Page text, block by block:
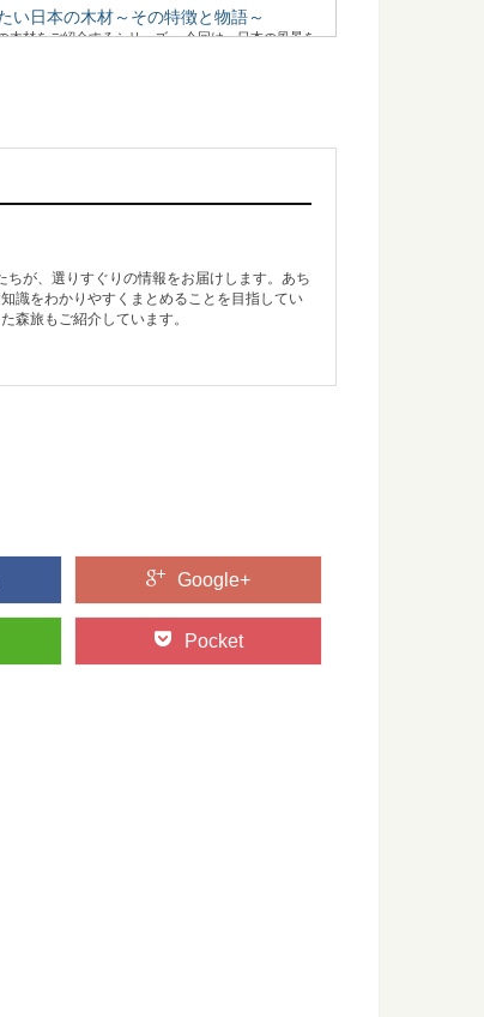
い日本の木材～その特徴と物語～
木材をご紹介するシリーズ。 今回は、日本の風景を
フローリングで比較してみました
本の場合は、家の中では靴を脱いで生活することが
木材をご紹介するシリーズ。 今回は、日本の木材の
ちが、選りすぐりの情報をお届けします。あち
識をわかりやすくまとめることを目指してい
森旅もご紹介しています。
Google+
Pocket